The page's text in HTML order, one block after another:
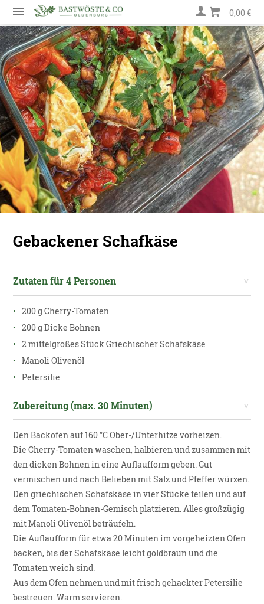
0,00 €
Gebackener Schafkäse
Zutaten für 4 Personen
200 g Cherry-Tomaten
200 g Dicke Bohnen
2 mittelgroßes Stück Griechischer Schafskäse
Manoli Olivenöl
Petersilie
Zubereitung (max. 30 Minuten)
Den Backofen auf 160 °C Ober-/Unterhitze vorheizen.
Die Cherry-Tomaten waschen, halbieren und zusammen mit
den dicken Bohnen in eine Auflaufform geben. Gut
vermischen und nach Belieben mit Salz und Pfeffer würzen.
Den griechischen Schafskäse in vier Stücke teilen und auf
dem Tomaten-Bohnen-Gemisch platzieren. Alles großzügig
mit Manoli Olivenöl beträufeln.
Die Auflaufform für etwa 20 Minuten im vorgeheizten Ofen
backen, bis der Schafskäse leicht goldbraun und die
Tomaten weich sind.
Aus dem Ofen nehmen und mit frisch gehackter Petersilie
bestreuen. Warm servieren.